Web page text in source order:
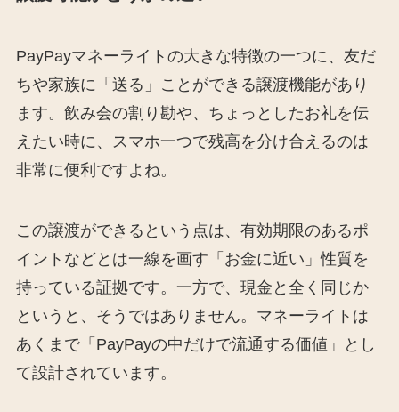
PayPayマネーライトの大きな特徴の一つに、友だ
ちや家族に「送る」ことができる譲渡機能があり
ます。飲み会の割り勘や、ちょっとしたお礼を伝
えたい時に、スマホ一つで残高を分け合えるのは
非常に便利ですよね。
この譲渡ができるという点は、有効期限のあるポ
イントなどとは一線を画す「お金に近い」性質を
持っている証拠です。一方で、現金と全く同じか
というと、そうではありません。マネーライトは
あくまで「PayPayの中だけで流通する価値」とし
て設計されています。